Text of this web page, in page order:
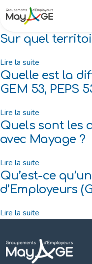
contenu
content
Mayage
Sur quel
Lire la suite
Quelle est la
GEM 53, PEPS
Lire la suite
Quels sont les
avec Mayage ?
Lire la suite
Qu’est-ce
d’Employeurs
Lire la suite